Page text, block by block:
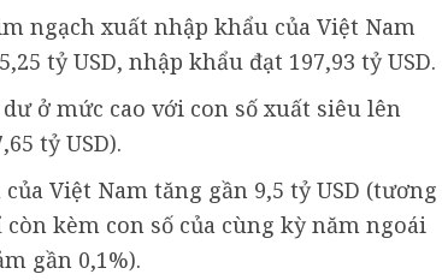
ngạch xuất nhập khẩu của Việt Nam
tỷ USD, nhập khẩu đạt 197,93 tỷ USD.
ở mức cao với con số xuất siêu lên
tỷ USD).
Việt Nam tăng gần 9,5 tỷ USD (tương
kèm con số của cùng kỳ năm ngoái
gần 0,1%).